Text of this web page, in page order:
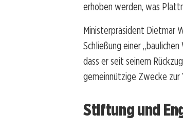
erhoben werden, was
Ministerpräsident Dietmar
Schließung einer
dass er seit seinem
gemeinnützige Zwecke
Stiftung und